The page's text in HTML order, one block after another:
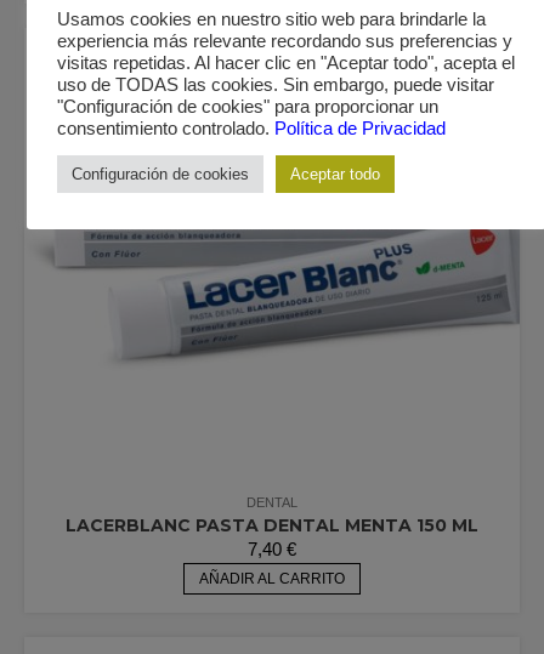
DENTAL
LACERBLANC PASTA DENTAL MENTA 150 ML
7,40 €
AÑADIR AL CARRITO
Usamos cookies en nuestro sitio web para brindarle la
experiencia más relevante recordando sus preferencias y
visitas repetidas. Al hacer clic en "Aceptar todo", acepta el
uso de TODAS las cookies. Sin embargo, puede visitar
"Configuración de cookies" para proporcionar un
consentimiento controlado. Política de Privacidad
Configuración de cookies Aceptar todo